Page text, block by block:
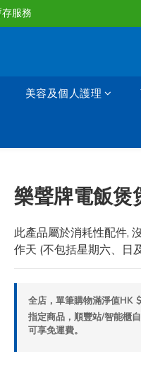
費標準送貨服務。
服務
費標準送貨服務。
美容及個人護理
樂聲牌電飯
此產品屬於消耗性配件,
作天 (不包括星期六、日
全店，單筆購物滿淨值HK
指定商品，順豐站/智能櫃
可享免運費。